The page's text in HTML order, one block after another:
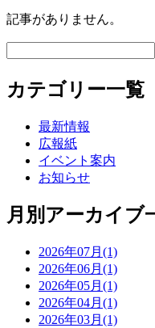
記事がありません。
カテゴリー一覧
最新情報
広報紙
イベント案内
お知らせ
月別アーカイブ
2026年07月(1)
2026年06月(1)
2026年05月(1)
2026年04月(1)
2026年03月(1)